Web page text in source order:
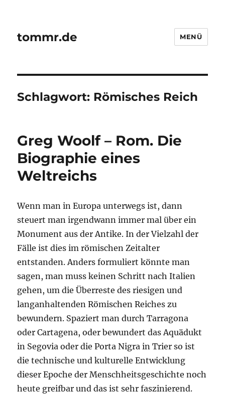
tommr.de MENÜ
Schlagwort: Römisches Reich
Greg Woolf – Rom. Die
Biographie eines
Weltreichs
Wenn man in Europa unterwegs ist, dann
steuert man irgendwann immer mal über ein
Monument aus der Antike. In der Vielzahl der
Fälle ist dies im römischen Zeitalter
entstanden. Anders formuliert könnte man
sagen, man muss keinen Schritt nach Italien
gehen, um die Überreste des riesigen und
langanhaltenden Römischen Reiches zu
bewundern. Spaziert man durch Tarragona
oder Cartagena, oder bewundert das Aquädukt
in Segovia oder die Porta Nigra in Trier so ist
die technische und kulturelle Entwicklung
dieser Epoche der Menschheitsgeschichte noch
heute greifbar und das ist sehr faszinierend.